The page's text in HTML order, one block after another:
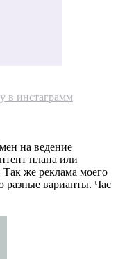
в инстаграмм
на ведение
плана или
Так же реклама моего
разные варианты. Час